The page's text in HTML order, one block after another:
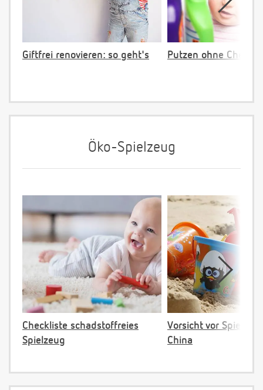
Giftfrei renovieren: so geht's Putzen ohne Chemie
Öko-Spielzeug
Checkliste schadstoffreies
Spielzeug
Vorsicht vor
China